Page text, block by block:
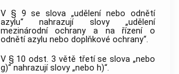
V § 9 se slova „udělení nebo odnětí
azylu“ nahrazují slovy „udělení
mezinárodní ochrany a na řízení o
odnětí azylu nebo doplňkové ochrany“.
V § 10 odst. 3 větě třetí se slova „nebo
g)“ nahrazují slovy „nebo h)“.